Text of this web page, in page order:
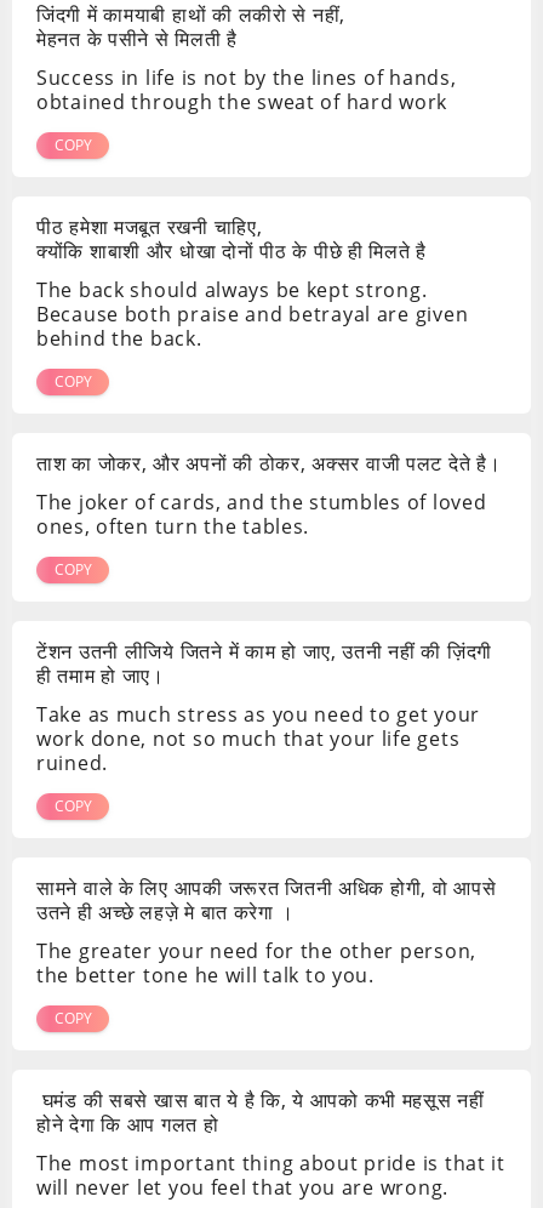
जिंदगी में कामयाबी हाथों की लकीरो से नहीं,
मेहनत के पसीने से मिलती है
Success in life is not by the lines of hands,
obtained through the sweat of hard work
COPY
पीठ हमेशा मजबूत रखनी चाहिए,
क्योंकि शाबाशी और धोखा दोनों पीठ के पीछे ही मिलते है
The back should always be kept strong.
Because both praise and betrayal are given
behind the back.
COPY
ताश का जोकर, और अपनों की ठोकर, अक्सर वाजी पलट देते है।
The joker of cards, and the stumbles of loved
ones, often turn the tables.
COPY
टेंशन उतनी लीजिये जितने में काम हो जाए, उतनी नहीं की ज़िंदगी
ही तमाम हो जाए।
Take as much stress as you need to get your
work done, not so much that your life gets
ruined.
COPY
सामने वाले के लिए आपकी जरूरत जितनी अधिक होगी, वो आपसे
उतने ही अच्छे लहज़े मे बात करेगा ।
The greater your need for the other person,
the better tone he will talk to you.
COPY
घमंड की सबसे खास बात ये है कि, ये आपको कभी महसूस नहीं
होने देगा कि आप गलत हो
The most important thing about pride is that it
will never let you feel that you are wrong.